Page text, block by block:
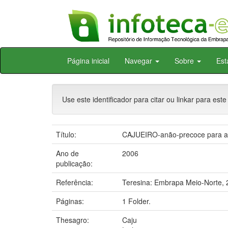
Skip
Página inicial Navegar Sobre
Use este identificador para citar ou linkar para
Título:
CAJUEIRO-anão-precoce para
Ano de
publicação:
2006
Referência:
Teresina: Embrapa Meio-Norte,
Páginas:
1 Folder.
Thesagro:
Caju